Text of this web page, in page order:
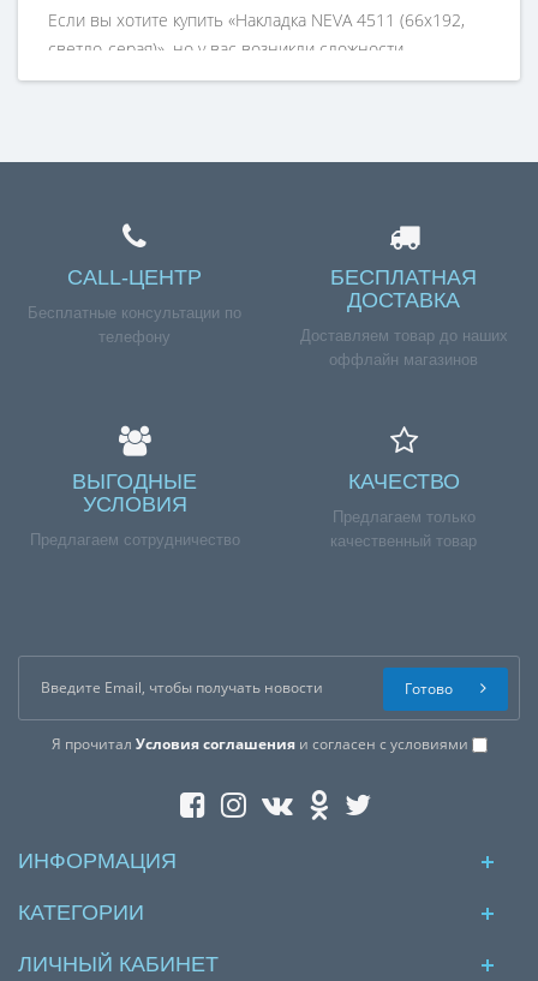
Если вы хотите купить «Накладка NEVA 4511 (66х192,
светло-серая)», но у вас возникли сложности
соформлением заказа, обращайтесь к нашим
CALL-ЦЕНТР
Бесплатные консультации по
телефону
БЕСПЛАТНАЯ
ДОСТАВКА
Доставляем товар до наших
оффлайн магазинов
ВЫГОДНЫЕ
УСЛОВИЯ
Предлагаем сотрудничество
КАЧЕСТВО
Предлагаем только
качественный товар
Я прочитал Условия соглашенияи согласен с условиями
Готово
ИНФОРМАЦИЯ
КАТЕГОРИИ
ЛИЧНЫЙ КАБИНЕТ